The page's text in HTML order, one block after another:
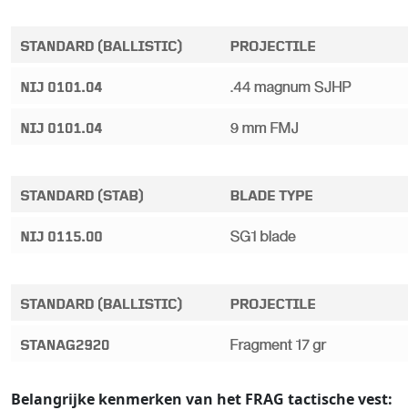
Belangrijke kenmerken van het FRAG tactische vest: